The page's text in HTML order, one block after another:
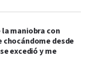
la maniobra con
chocándome desde
excedió y me